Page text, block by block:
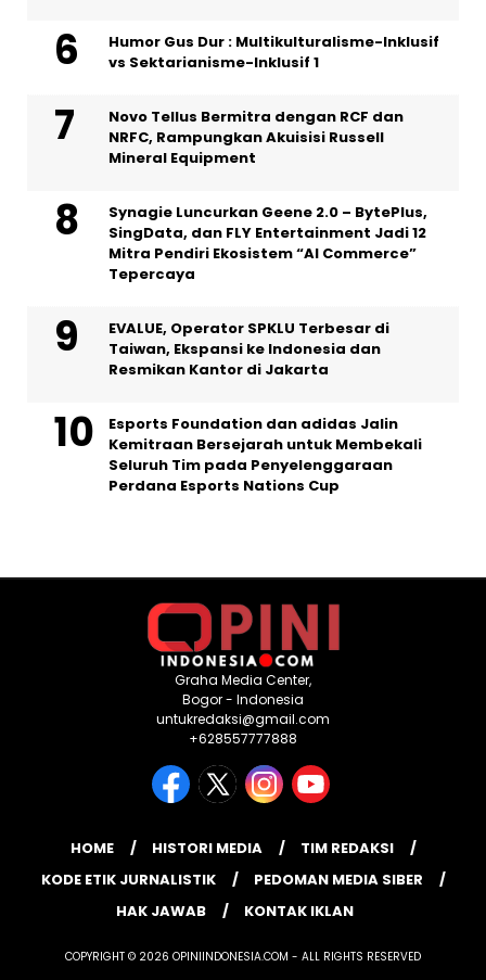
Humor Gus Dur : Multikulturalisme-Inklusif
vs Sektarianisme-Inklusif 1
Novo Tellus Bermitra dengan RCF dan
NRFC, Rampungkan Akuisisi Russell
Mineral Equipment
Synagie Luncurkan Geene 2.0 – BytePlus,
SingData, dan FLY Entertainment Jadi 12
Mitra Pendiri Ekosistem “AI Commerce”
Tepercaya
EVALUE, Operator SPKLU Terbesar di
Taiwan, Ekspansi ke Indonesia dan
Resmikan Kantor di Jakarta
Esports Foundation dan adidas Jalin
Kemitraan Bersejarah untuk Membekali
Seluruh Tim pada Penyelenggaraan
Perdana Esports Nations Cup
Graha Media Center,
Bogor - Indonesia
untukredaksi@gmail.com
+628557777888
HOME HISTORI MEDIA
TIM REDAKSI
KODE ETIK JURNALISTIK
PEDOMAN MEDIA SIBER
HAK JAWAB
KONTAK IKLAN
COPYRIGHT © 2026 OPINIINDONESIA.COM - ALL RIGHTS RESERVED